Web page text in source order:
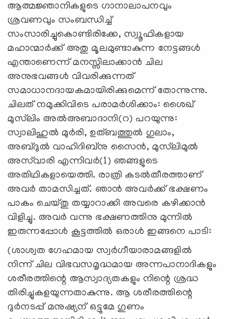
ആത്മജ്ഞാനികളുടെ ഗാനാലാപനവും
ശ്രവണവും സംബന്ധിച്ച്
സംസാരിച്ചുകൊണ്ടിരിക്കേ, സ്വൂഫികളായ
മഹാന്മാര്‍ക്ക് അതു മൂലമുണ്ടാകുന്ന നേട്ടങ്ങള്‍
എന്താണെന്ന് മനസ്സിലാക്കാന്‍ ചില
അനുഭവങ്ങള്‍ വിവരിക്കുന്നത്
സമാധാനദായകമായിരിക്കുമെന്ന് തോന്നുന്നു.
ചിലത് നമുക്കിവിടെ പരാമര്‍ശിക്കാം: ശൈഖ്
മുസ്‌ലിം അല്‍അബാദാനി(റ) പറയുന്നു:
സ്വാലിഹുല്‍ മുര്‍രി, ഉത്ബത്തുല്‍ ഗുലാം,
അബ്ദുല്‍ വാഹിദിബ്‌നു സൈന്‍, മുസ്‌ലിമുല്‍
അസ്‌വാരി എന്നിവര്‍(1) ഞങ്ങളുടെ
അതിഥികളായെത്തി. രാത്രി കടല്‍തീരത്താണ്
അവര്‍ താമസിച്ചത്. ഞാന്‍ അവര്‍ക്ക് ഭക്ഷണം
പാകം ചെയ്തു തയ്യാറാക്കി അവരെ കഴിക്കാന്‍
വിളിച്ചു. അവര്‍ വന്നു ഭക്ഷണത്തിനു മുന്നില്‍
ഇരുന്നപ്പോള്‍ കൂട്ടത്തില്‍ ഒരാള്‍ ഇങ്ങനെ പാടി:
(ശാശ്വത ഗേഹമായ സ്വര്‍ഗീയാരാമങ്ങളില്‍
നിന്ന് ചില വിഭവസമൃദ്ധമായ അന്നപാനാദികളും
ശരീരത്തിന്റെ ആസ്വാദ്യതകളും നിന്റെ ശ്രദ്ധ
തിരിച്ചുകളയുന്നതാകുന്നു. ആ ശരീരത്തിന്റെ
ദുര്‍നടപ്പ് മനുഷ്യന് ഒട്ടുമേ ഗുണം